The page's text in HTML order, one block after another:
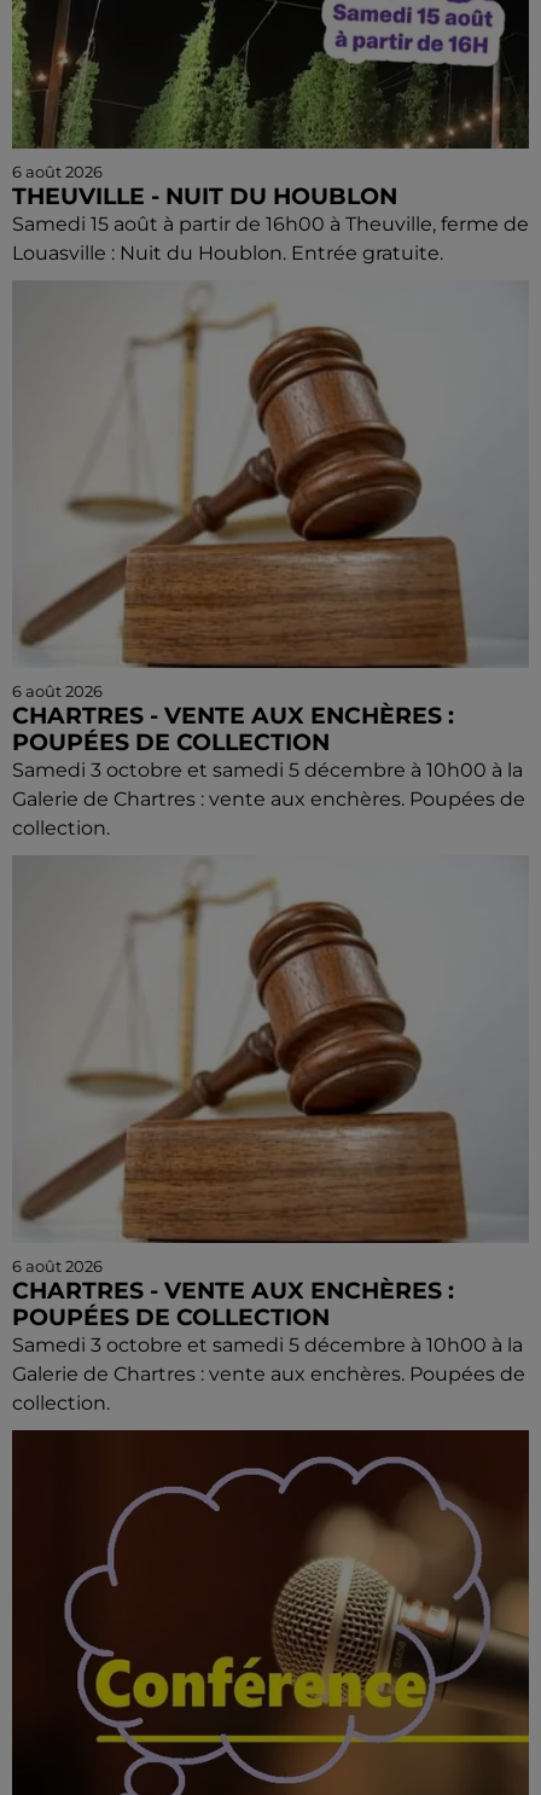
6 août 2026
THEUVILLE - NUIT DU HOUBLON
Samedi 15 août à partir de 16h00 à Theuville, ferme de
Louasville : Nuit du Houblon. Entrée gratuite.
6 août 2026
CHARTRES - VENTE AUX ENCHÈRES :
POUPÉES DE COLLECTION
Samedi 3 octobre et samedi 5 décembre à 10h00 à la
Galerie de Chartres : vente aux enchères. Poupées de
collection.
6 août 2026
CHARTRES - VENTE AUX ENCHÈRES :
POUPÉES DE COLLECTION
Samedi 3 octobre et samedi 5 décembre à 10h00 à la
Galerie de Chartres : vente aux enchères. Poupées de
collection.